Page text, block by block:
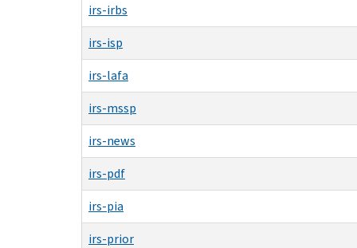
irs-irbs
irs-isp
irs-lafa
irs-mssp
irs-news
irs-pdf
irs-pia
irs-prior